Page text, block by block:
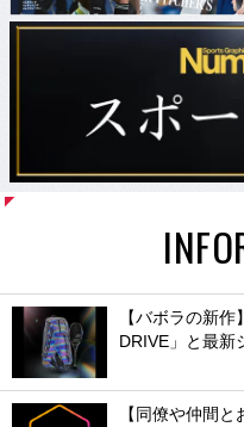
【バボラの新
DRIVE」と最新
【同僚や仲間